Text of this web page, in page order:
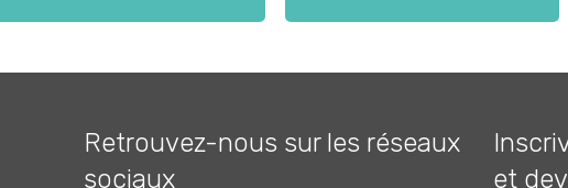
Retrouvez-nous sur les réseaux
sociaux
et